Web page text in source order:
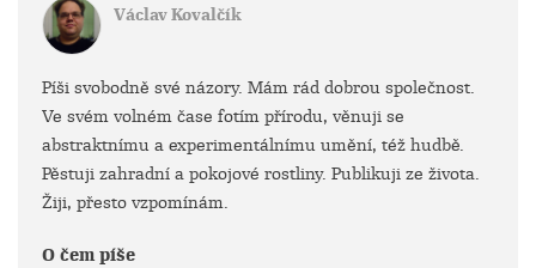
Václav Kovalčík
Píši svobodně své názory. Mám rád dobrou společnost.
Ve svém volném čase fotím přírodu, věnuji se
abstraktnímu a experimentálnímu umění, též hudbě.
Pěstuji zahradní a pokojové rostliny. Publikuji ze života.
Žiji, přesto vzpomínám.
O čem píše